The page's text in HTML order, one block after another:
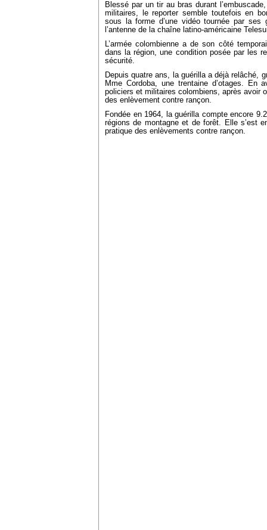
Blessé par un tir au bras durant
militaires, le reporter semble toutefois en
sous la forme d’une vidéo tournée par
l’antenne de la chaîne latino-américaine
L’armée colombienne a de son côté
dans la région, une condition posée par les
sécurité.
Depuis quatre ans, la guérilla a déjà relâché,
Mme Cordoba, une trentaine d’otages. En
policiers et militaires colombiens, après avoir
des enlèvement contre rançon.
Fondée en 1964, la guérilla compte encore
régions de montagne et de forêt. Elle s’est
pratique des enlèvements contre rançon.